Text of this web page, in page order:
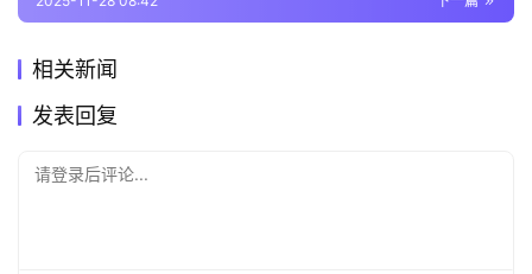
相关新闻
发表回复
请登录后评论...